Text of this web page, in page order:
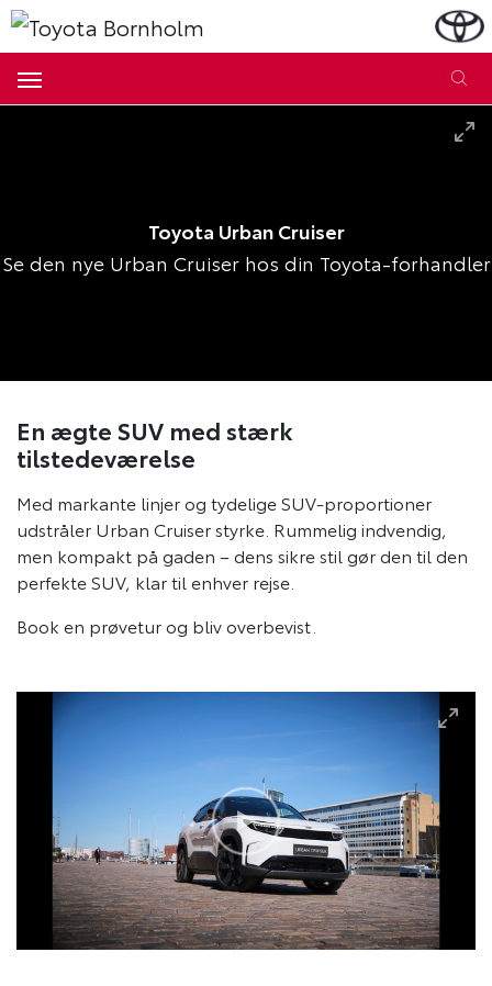
Toyota Urban Cruiser
Se den nye Urban Cruiser hos din Toyota-forhandler
En ægte SUV med stærk
tilstedeværelse
Med markante linjer og tydelige SUV-proportioner
udstråler Urban Cruiser styrke. Rummelig indvendig,
men kompakt på gaden – dens sikre stil gør den til den
perfekte SUV, klar til enhver rejse.
Book en prøvetur og bliv overbevist.